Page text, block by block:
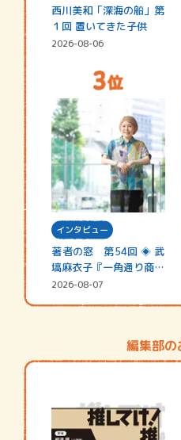
西川美和「深海の船」第
１回 置いてきた子供
2026-08-06
インタビュー
著者の窓 第54回 ◈ 武
塙麻衣子『一角通り商店
街の…
2026-08-07
編集部の